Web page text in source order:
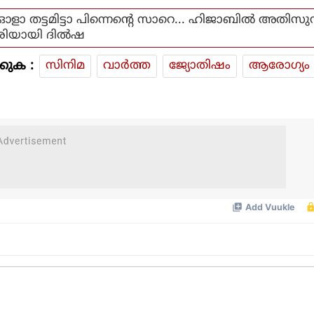
തട്ടമിട്ടാ പിന്നെൻ്റെ സാറെ... ഹിജാബിൽ
ദിൽഷ
: സിനിമ വാര്‍ത്ത ജ്യോതിഷം ആരോഗ്യം